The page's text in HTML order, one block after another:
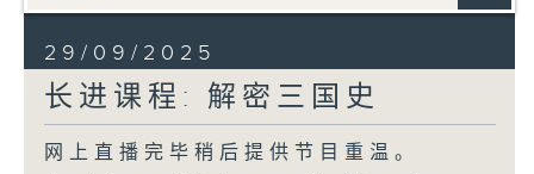
29/09/2025
长进课程: 解密三国史
网上直播完毕稍后提供节目重温。